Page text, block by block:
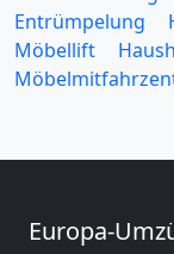
Entrümpelung
Möbellift
Europa-